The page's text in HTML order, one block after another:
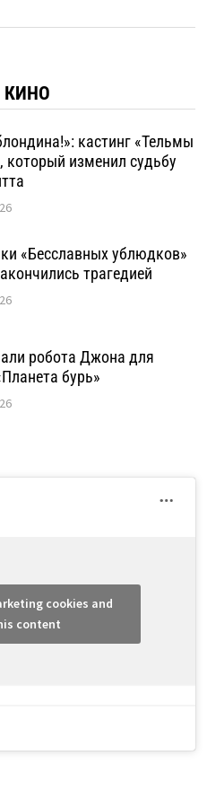
КИНО
кастинг «Тельмы
который изменил судьбу
«Бесславных ублюдков»
трагедией
робота Джона для
бурь»
cookies and
content